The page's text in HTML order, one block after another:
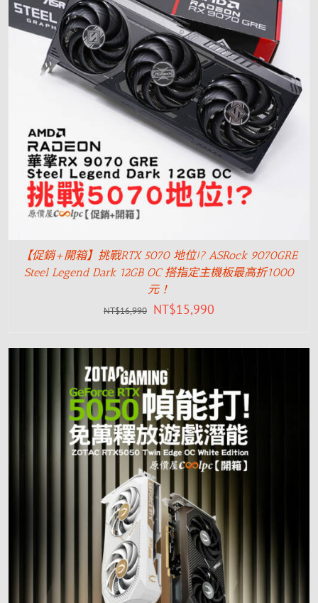
【促銷+開箱】挑戰RTX 5070 地位!? ASRock 9070GRE
Steel Legend Dark 12GB OC 搭指定主機板最高折1000
元！
NT$16,990 NT$15,990